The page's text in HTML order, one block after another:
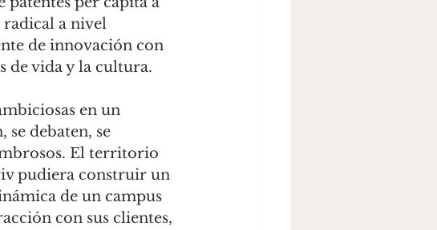
a nivel
de innovación con
de vida y la cultura.
en un
se debaten, se
El territorio
pudiera construir un
de un campus
con sus clientes,